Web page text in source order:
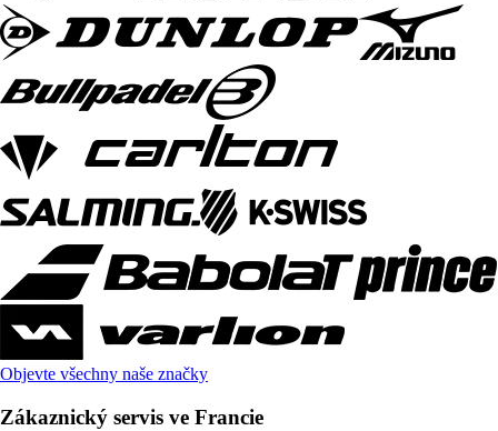
Objevte všechny naše značky
Zákaznický servis ve Francie